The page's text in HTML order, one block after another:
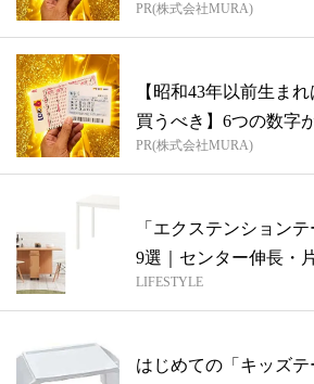
PR(株式会社MURA)
【昭和43年以前生ま
買うべき】6つの数字
方...
PR(株式会社MURA)
「エクステンション
9選｜センター伸長・
イタ...
LIFESTYLE
はじめての「キッズ